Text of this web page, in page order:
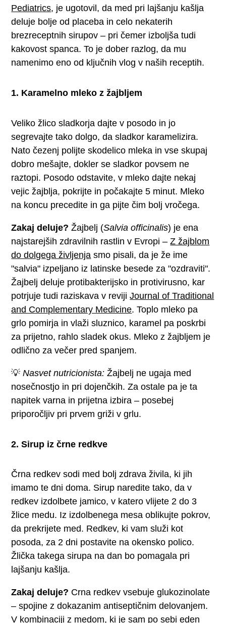
Pediatrics, je ugotovil, da med pri lajšanju kašlja
deluje bolje od placeba in celo nekaterih
brezreceptnih sirupov – pri čemer izboljša tudi
kakovost spanca. To je dober razlog, da mu
namenimo eno od ključnih vlog v naših receptih.
1. Karamelno mleko z žajbljem
Veliko žlico sladkorja dajte v posodo in jo
segrevajte tako dolgo, da sladkor karamelizira.
Nato čezenj polijte skodelico mleka in vse skupaj
dobro mešajte, dokler se sladkor povsem ne
raztopi. Posodo odstavite, v mleko dajte nekaj
vejic žajblja, pokrijte in počakajte 5 minut. Mleko
na koncu precedite in ga pijte čim bolj vročega.
Zakaj deluje? Žajbelj (Salvia officinalis) je ena
najstarejših zdravilnih rastlin v Evropi –Z žajblom
do dolgega življenja smo pisali, da je že ime
"salvia" izpeljano iz latinske besede za "ozdraviti".
Žajbelj deluje protibakterijsko in protivirusno, kar
potrjuje tudi raziskava v revijiJournal of Traditional
and Complementary Medicine. Toplo mleko pa
grlo pomirja in vlaži sluznico, karamel pa poskrbi
za prijetno, rahlo sladek okus. Mleko z žajbljem je
odlično za večer pred spanjem.
💡Nasvet nutricionista: Žajbelj ne ugaja med
nosečnostjo in pri dojenčkih. Za ostale pa je ta
napitek varna in prijetna izbira – posebej
priporočljiv pri prvem griži v grlu.
2. Sirup iz črne redkve
Črna redkev sodi med bolj zdrava živila, ki jih
imamo te dni doma. Sirup naredite tako, da v
redkev izdolbete jamico, v katero vlijete 2 do 3
žlice medu. Iz izdolbenega mesa oblikujte pokrov,
da prekrijete med. Redkev, ki vam služi kot
posoda, za 2 dni postavite na okensko polico.
Žlička takega sirupa na dan bo pomagala pri
lajšanju kašlja.
Zakaj deluje? Crna redkev vsebuje glukozinolate
– spojine z dokazanim antiseptičnim delovanjem.
V kombinaciji z medom, ki je sam po sebi eden